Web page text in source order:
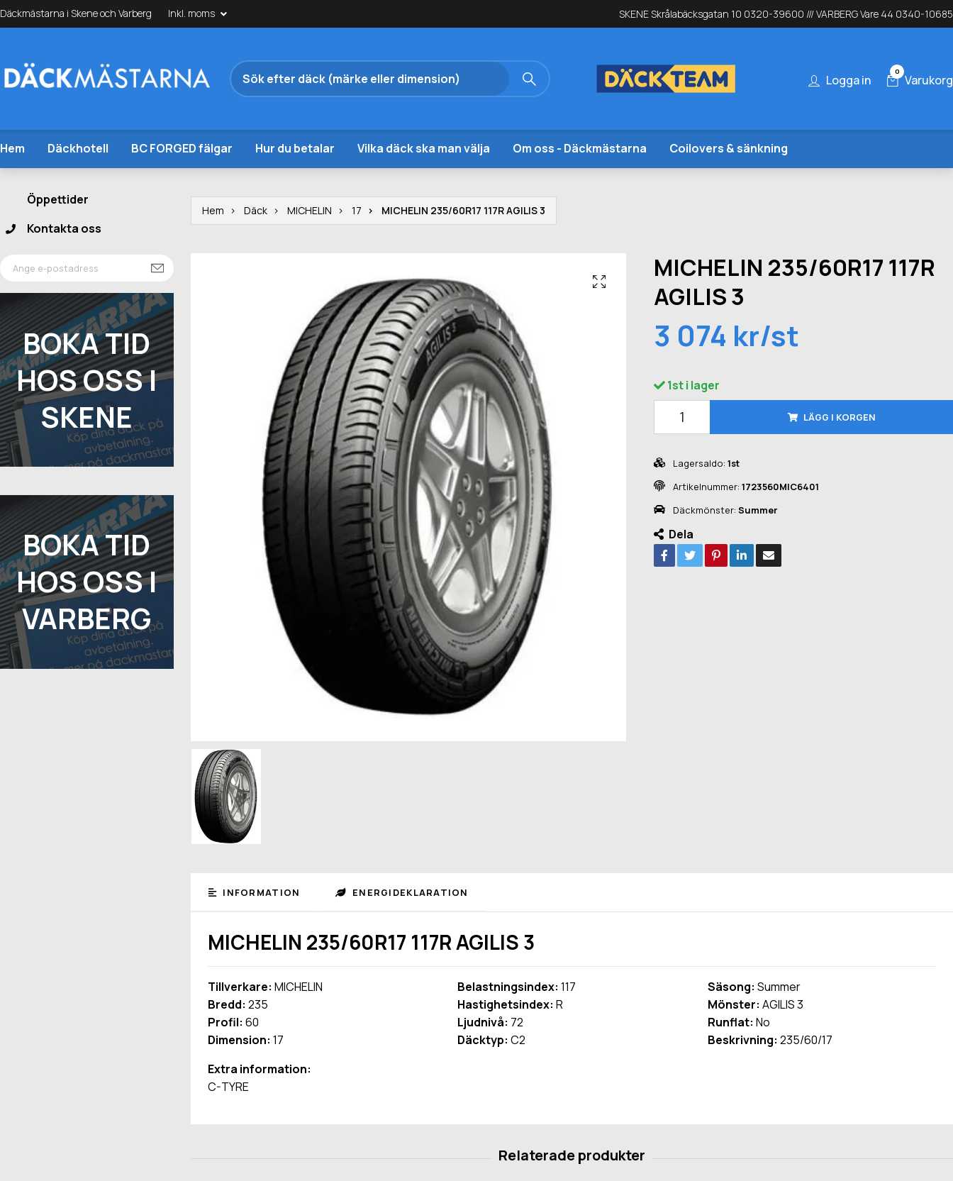
Däckmästarna i Skene och Varberg Inkl. moms SKENE Skrålabäcksgatan 10 0320-39600 /// VARBERG Vare 44 0340-10685
Logga in
0
Varukorg
Hem Däckhotell BC FORGED fälgar Hur du betalar Vilka däck ska man välja Om oss - Däckmästarna Coilovers & sänkning
Öppettider
Kontakta oss
BOKA TID
HOS OSS I
SKENE
BOKA TID
HOS OSS I
VARBERG
Hem Däck MICHELIN 17 MICHELIN 235/60R17 117R AGILIS 3
MICHELIN 235/60R17 117R
AGILIS 3
3 074 kr/st
1st i lager
LÄGG I KORGEN
Lagersaldo: 1st
Artikelnummer: 1723560MIC6401
Däckmönster: Summer
Dela
INFORMATION ENERGIDEKLARATION
MICHELIN 235/60R17 117R AGILIS 3
Tillverkare: MICHELIN
Bredd: 235
Profil: 60
Dimension: 17
Belastningsindex: 117
Hastighetsindex: R
Ljudnivå: 72
Däcktyp: C2
Säsong: Summer
Mönster: AGILIS 3
Runflat: No
Beskrivning: 235/60/17
Extra information:
C-TYRE